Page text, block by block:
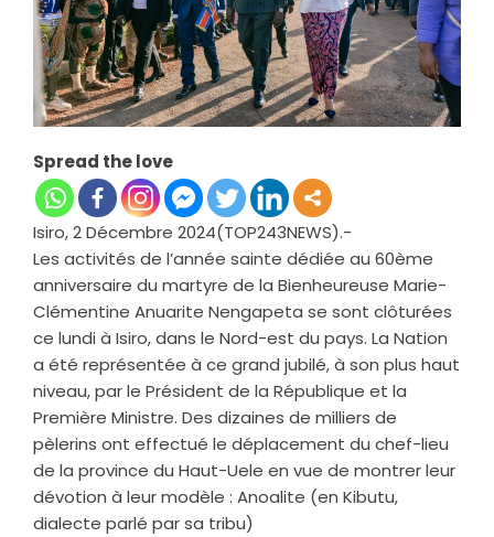
Spread the love
Isiro, 2 Décembre 2024(TOP243NEWS).-
Les activités de l’année sainte dédiée au 60ème
anniversaire du martyre de la Bienheureuse Marie-
Clémentine Anuarite Nengapeta se sont clôturées
ce lundi à Isiro, dans le Nord-est du pays. La Nation
a été représentée à ce grand jubilé, à son plus haut
niveau, par le Président de la République et la
Première Ministre. Des dizaines de milliers de
pèlerins ont effectué le déplacement du chef-lieu
de la province du Haut-Uele en vue de montrer leur
dévotion à leur modèle : Anoalite (en Kibutu,
dialecte parlé par sa tribu)